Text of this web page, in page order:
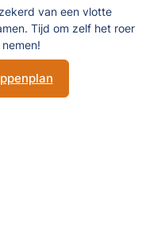
van een vlotte
Tijd om zelf het roer